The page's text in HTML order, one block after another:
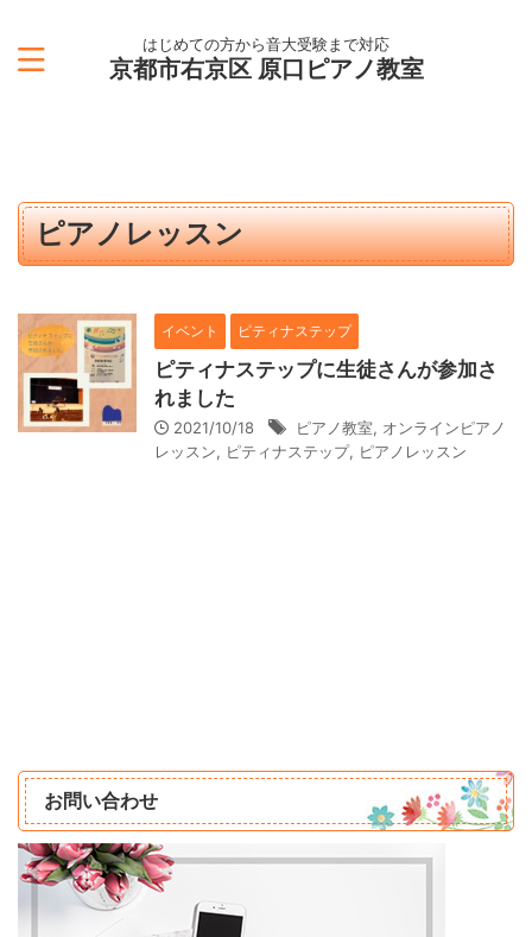
はじめての方から音大受験まで対応
京都市右京区 原口ピアノ教室
ピアノレッスン
イベント ピティナステップ
ピティナステップに生徒さんが参加さ
れました
2021/10/18 ピアノ教室, オンラインピアノ
レッスン, ピティナステップ, ピアノレッスン
お問い合わせ